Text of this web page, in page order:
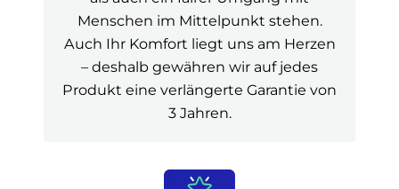
Menschen im Mittelpunkt stehen.
Auch Ihr Komfort liegt uns am Herzen
– deshalb gewähren wir auf jedes
Produkt eine verlängerte Garantie von
3 Jahren.